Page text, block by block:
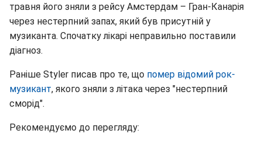
травня його зняли з рейсу Амстердам – Гран-Канарія
через нестерпний запах, який був присутній у
музиканта. Спочатку лікарі неправильно поставили
діагноз.
Раніше Styler писав про те, що помер відомий рок-
музикант, якого зняли з літака через "нестерпний
сморід".
Рекомендуємо до перегляду: